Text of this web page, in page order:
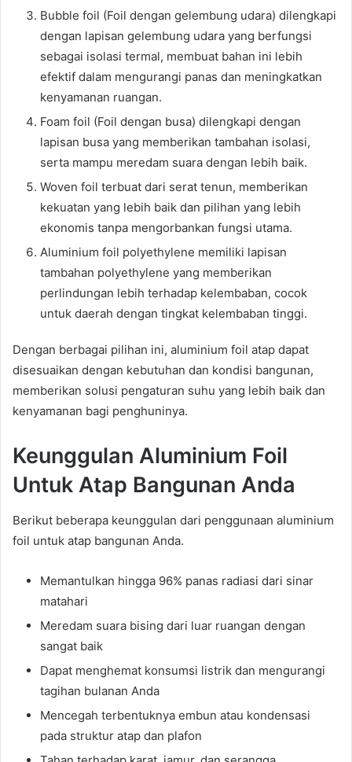
Bubble foil (Foil dengan gelembung udara) dilengkapi
dengan lapisan gelembung udara yang berfungsi
sebagai isolasi termal, membuat bahan ini lebih
efektif dalam mengurangi panas dan meningkatkan
kenyamanan ruangan.
Foam foil (Foil dengan busa) dilengkapi dengan
lapisan busa yang memberikan tambahan isolasi,
serta mampu meredam suara dengan lebih baik.
Woven foil terbuat dari serat tenun, memberikan
kekuatan yang lebih baik dan pilihan yang lebih
ekonomis tanpa mengorbankan fungsi utama.
Aluminium foil polyethylene memiliki lapisan
tambahan polyethylene yang memberikan
perlindungan lebih terhadap kelembaban, cocok
untuk daerah dengan tingkat kelembaban tinggi.
Dengan berbagai pilihan ini, aluminium foil atap dapat
disesuaikan dengan kebutuhan dan kondisi bangunan,
memberikan solusi pengaturan suhu yang lebih baik dan
kenyamanan bagi penghuninya.
Keunggulan Aluminium Foil
Untuk Atap Bangunan Anda
Berikut beberapa keunggulan dari penggunaan aluminium
foil untuk atap bangunan Anda.
Memantulkan hingga 96% panas radiasi dari sinar
matahari
Meredam suara bising dari luar ruangan dengan
sangat baik
Dapat menghemat konsumsi listrik dan mengurangi
tagihan bulanan Anda
Mencegah terbentuknya embun atau kondensasi
pada struktur atap dan plafon